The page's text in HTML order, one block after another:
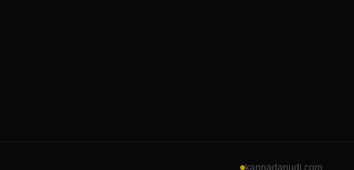
kannadanudi.com